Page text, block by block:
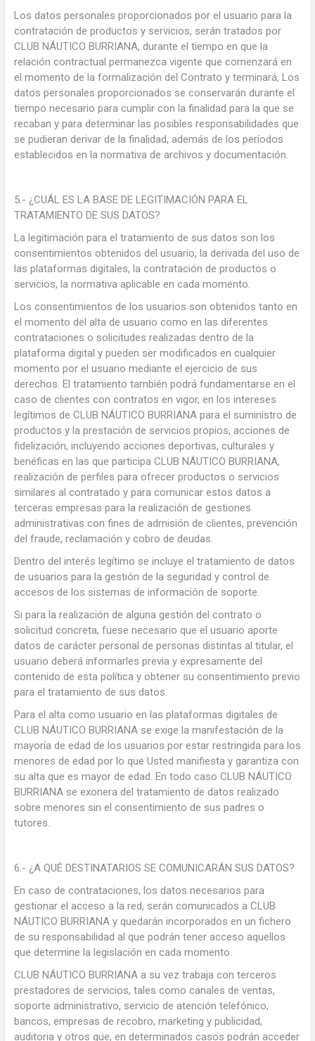
Los datos personales proporcionados por el usuario para la
contratación de productos y servicios, serán tratados por
CLUB NÁUTICO BURRIANA, durante el tiempo en que la
relación contractual permanezca vigente que comenzará en
el momento de la formalización del Contrato y terminará, Los
datos personales proporcionados se conservarán durante el
tiempo necesario para cumplir con la finalidad para la que se
recaban y para determinar las posibles responsabilidades que
se pudieran derivar de la finalidad, además de los períodos
establecidos en la normativa de archivos y documentación.
5.- ¿CUÁL ES LA BASE DE LEGITIMACIÓN PARA EL
TRATAMIENTO DE SUS DATOS?
La legitimación para el tratamiento de sus datos son los
consentimientos obtenidos del usuario, la derivada del uso de
las plataformas digitales, la contratación de productos o
servicios, la normativa aplicable en cada momento.
Los consentimientos de los usuarios son obtenidos tanto en
el momento del alta de usuario como en las diferentes
contrataciones o solicitudes realizadas dentro de la
plataforma digital y pueden ser modificados en cualquier
momento por el usuario mediante el ejercicio de sus
derechos. El tratamiento también podrá fundamentarse en el
caso de clientes con contratos en vigor, en los intereses
legítimos de CLUB NÁUTICO BURRIANA para el suministro de
productos y la prestación de servicios propios, acciones de
fidelización, incluyendo acciones deportivas, culturales y
benéficas en las que participa CLUB NÁUTICO BURRIANA,
realización de perfiles para ofrecer productos o servicios
similares al contratado y para comunicar estos datos a
terceras empresas para la realización de gestiones
administrativas con fines de admisión de clientes, prevención
del fraude, reclamación y cobro de deudas.
Dentro del interés legítimo se incluye el tratamiento de datos
de usuarios para la gestión de la seguridad y control de
accesos de los sistemas de información de soporte.
Si para la realización de alguna gestión del contrato o
solicitud concreta, fuese necesario que el usuario aporte
datos de carácter personal de personas distintas al titular, el
usuario deberá informarles previa y expresamente del
contenido de esta política y obtener su consentimiento previo
para el tratamiento de sus datos.
Para el alta como usuario en las plataformas digitales de
CLUB NÁUTICO BURRIANA se exige la manifestación de la
mayoría de edad de los usuarios por estar restringida para los
menores de edad por lo que Usted manifiesta y garantiza con
su alta que es mayor de edad. En todo caso CLUB NÁUTICO
BURRIANA se exonera del tratamiento de datos realizado
sobre menores sin el consentimiento de sus padres o
tutores.
6.- ¿A QUÉ DESTINATARIOS SE COMUNICARÁN SUS DATOS?
En caso de contrataciones, los datos necesarios para
gestionar el acceso a la red, serán comunicados a CLUB
NÁUTICO BURRIANA y quedarán incorporados en un fichero
de su responsabilidad al que podrán tener acceso aquellos
que determine la legislación en cada momento.
CLUB NÁUTICO BURRIANA a su vez trabaja con terceros
prestadores de servicios, tales como canales de ventas,
soporte administrativo, servicio de atención telefónico,
bancos, empresas de recobro, marketing y publicidad,
auditoria y otros que, en determinados casos podrán acceder